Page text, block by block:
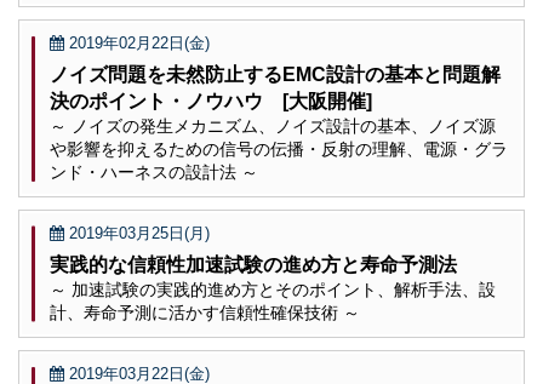
2019年02月22日(金)
ノイズ問題を未然防止するEMC設計の基本と問題解
決のポイント・ノウハウ [大阪開催]
～ ノイズの発生メカニズム、ノイズ設計の基本、ノイズ源
や影響を抑えるための信号の伝播・反射の理解、電源・グラ
ンド・ハーネスの設計法 ～
2019年03月25日(月)
実践的な信頼性加速試験の進め方と寿命予測法
～ 加速試験の実践的進め方とそのポイント、解析手法、設
計、寿命予測に活かす信頼性確保技術 ～
2019年03月22日(金)